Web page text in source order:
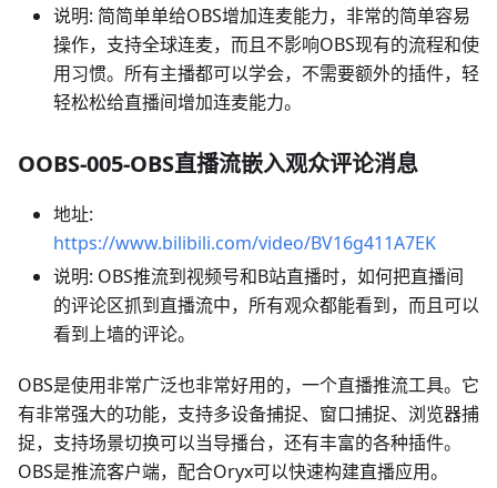
说明: 简简单单给OBS增加连麦能力，非常的简单容易
操作，支持全球连麦，而且不影响OBS现有的流程和使
用习惯。所有主播都可以学会，不需要额外的插件，轻
轻松松给直播间增加连麦能力。
OOBS-005-OBS直播流嵌入观众评论消息
地址:
https://www.bilibili.com/video/BV16g411A7EK
说明: OBS推流到视频号和B站直播时，如何把直播间
的评论区抓到直播流中，所有观众都能看到，而且可以
看到上墙的评论。
OBS是使用非常广泛也非常好用的，一个直播推流工具。它
有非常强大的功能，支持多设备捕捉、窗口捕捉、浏览器捕
捉，支持场景切换可以当导播台，还有丰富的各种插件。
OBS是推流客户端，配合Oryx可以快速构建直播应用。